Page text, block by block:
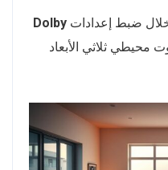
ضبط إعدادات Dolby
ثلاثي الأبعاد